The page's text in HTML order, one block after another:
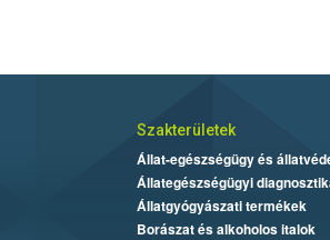
Szakterületek
Állat-egészségügy és
Állategészségügyi
Állatgyógyászati termékek
Borászat és alkoholos italok